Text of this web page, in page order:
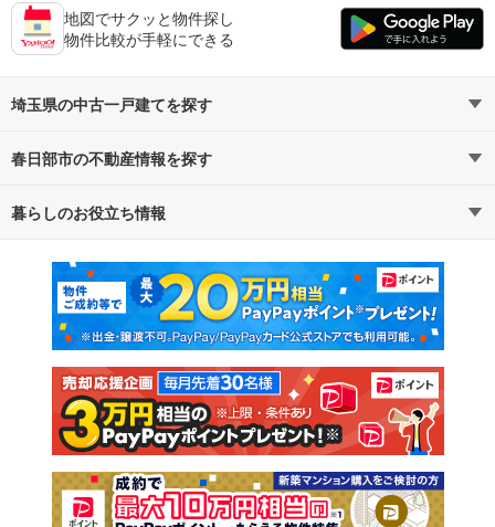
地図でサクッと物件探し
物件比較が手軽にできる
埼玉県の中古一戸建てを探す
路線・駅から探す
通勤・通学時間から探す
春日部市の不動産情報を探す
不動産・住宅
新築マンション 中古マンション
新築一戸建て 中古一戸建て
注文住宅 土地
売却査定
暮らしのお役立ち情報
マンションカタログ 教えて！住まいの先生